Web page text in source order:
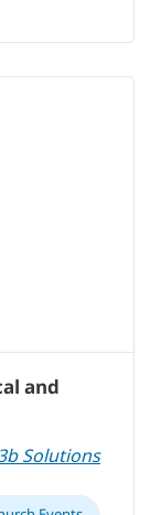
and
Solutions